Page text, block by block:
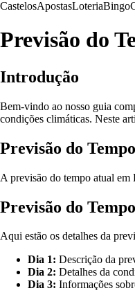
CastelosApostasLoteriaBingo
Previsão do
Introdução
Bem-vindo ao nosso guia
condições climáticas. Neste
Previsão do
A previsão do tempo atual
Previsão do
Aqui estão os detalhes da
Dia 1: Descrição da
Dia 2: Detalhes da
Dia 3: Informações